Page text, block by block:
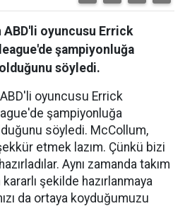
ABD'li oyuncusu Errick
şampiyonluğa
söyledi.
oyuncusu Errick
şampiyonluğa
söyledi. McCollum,
etmek lazım. Çünkü bizi
Aynı zamanda takım
şekilde hazırlanmaya
da ortaya koyduğumuzu